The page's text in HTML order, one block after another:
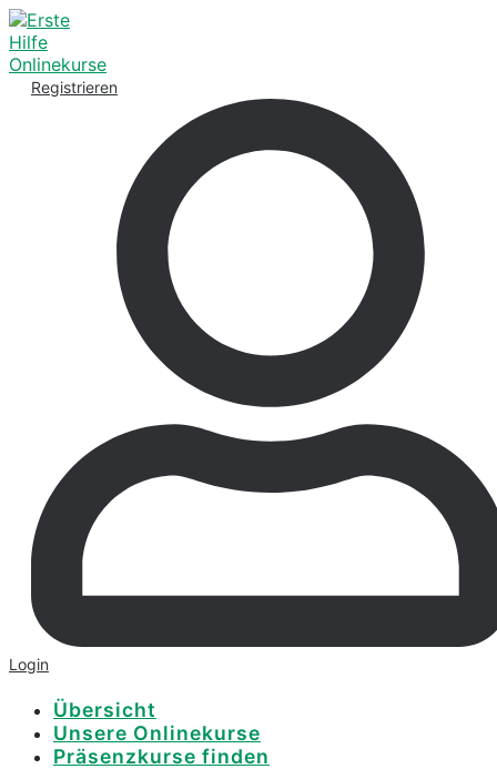
Registrieren
Login
Übersicht
Unsere Onlinekurse
Präsenzkurse finden